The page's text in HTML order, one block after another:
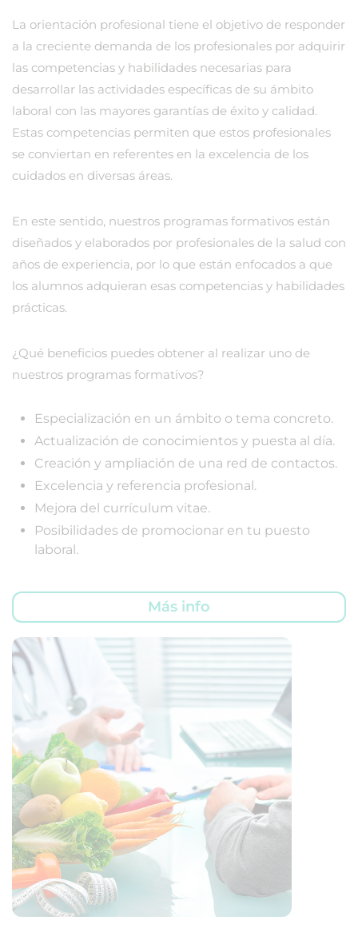
La orientación profesional tiene el objetivo de responder
a la creciente demanda de los profesionales por adquirir
las competencias y habilidades necesarias para
desarrollar las actividades específicas de su ámbito
laboral con las mayores garantías de éxito y calidad.
Estas competencias permiten que estos profesionales
se conviertan en referentes en la excelencia de los
cuidados en diversas áreas.
En este sentido, nuestros programas formativos están
diseñados y elaborados por profesionales de la salud con
años de experiencia, por lo que están enfocados a que
los alumnos adquieran esas competencias y habilidades
prácticas.
¿Qué beneficios puedes obtener al realizar uno de
nuestros programas formativos?
Especialización en un ámbito o tema concreto.
Actualización de conocimientos y puesta al día.
Creación y ampliación de una red de contactos.
Excelencia y referencia profesional.
Mejora del currículum vitae.
Posibilidades de promocionar en tu puesto
laboral.
Más info